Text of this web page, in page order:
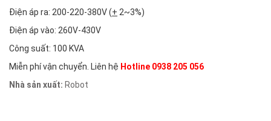
Điện áp ra: 200-220-380V (+ 2~3%)
Điện áp vào: 260V-430V
Công suất: 100 KVA
Miễn phí vận chuyển. Liên hệ Hotline 0938 205 056
Nhà sản xuất: Robot